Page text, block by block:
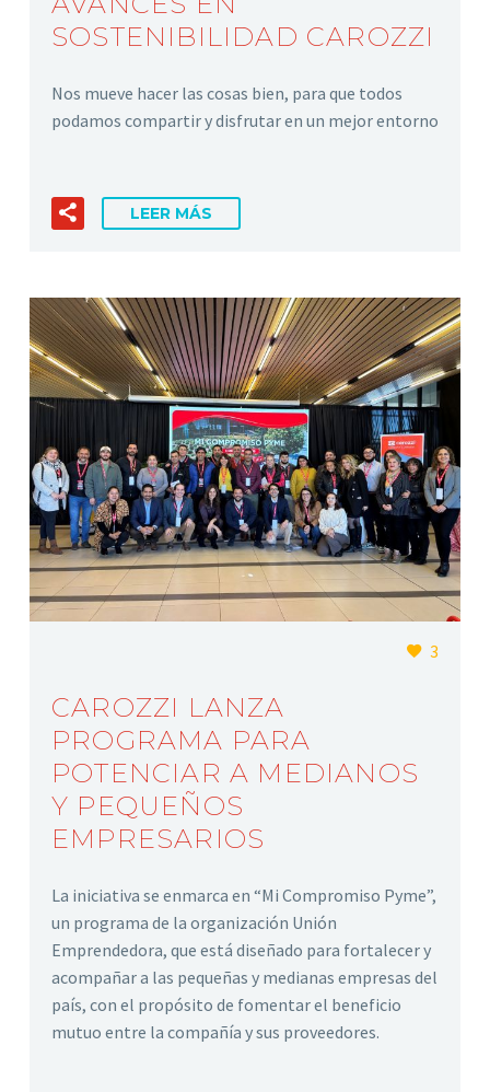
SOSTENIBILIDAD CAROZZI
Nos mueve hacer las cosas bien, para que todos
podamos compartir y disfrutar en un mejor entorno
LEER MÁS
3
CAROZZI LANZA
PROGRAMA PARA
POTENCIAR A MEDIANOS
Y PEQUEÑOS
EMPRESARIOS
La iniciativa se enmarca en “Mi Compromiso Pyme”,
un programa de la organización Unión
Emprendedora, que está diseñado para fortalecer y
acompañar a las pequeñas y medianas empresas del
país, con el propósito de fomentar el beneficio
mutuo entre la compañía y sus proveedores.